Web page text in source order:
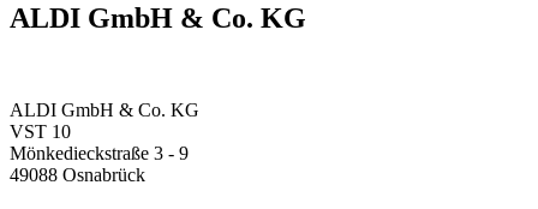
ALDI GmbH & Co. KG
ALDI GmbH & Co. KG
VST 10
Mönkedieckstraße 3 - 9
49088 Osnabrück